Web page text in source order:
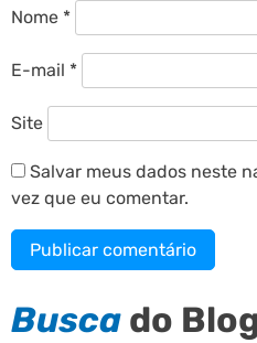
Nome *
E-mail *
Site
Salvar meus dados neste
vez que eu comentar.
Busca do